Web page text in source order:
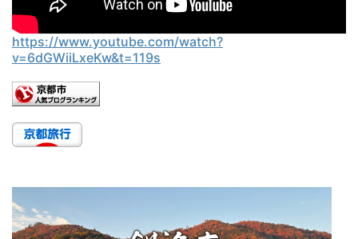
https://www.youtube.com/watch?
v=6dGWiiLxeKw&t=119s